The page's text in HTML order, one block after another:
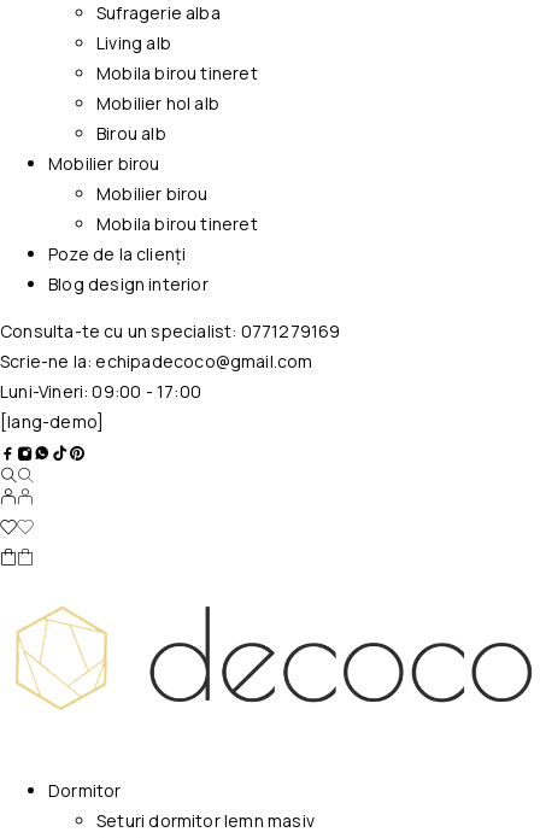
Sufragerie alba
Living alb
Mobila birou tineret
Mobilier hol alb
Birou alb
Mobilier birou
Mobilier birou
Mobila birou tineret
Poze de la clienți
Blog design interior
Consulta-te cu un specialist: 0771279169
Scrie-ne la:echipadecoco@gmail.com
Luni-Vineri: 09:00 - 17:00
[lang-demo]
Dormitor
Seturi dormitor lemn masiv